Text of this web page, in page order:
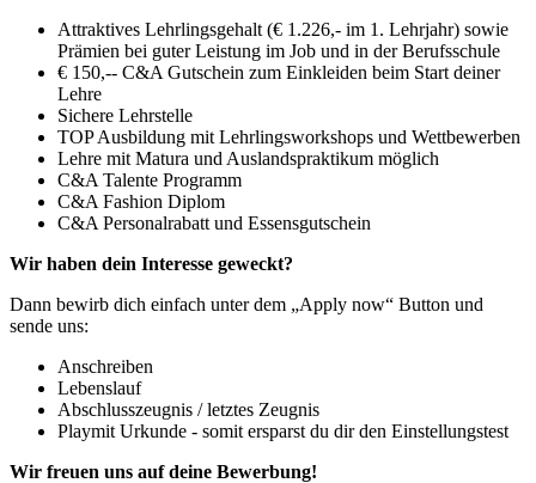
Attraktives Lehrlingsgehalt (€ 1.226,- im 1. Lehrjahr) sowie
Prämien bei guter Leistung im Job und in der Berufsschule
€ 150,-- C&A Gutschein zum Einkleiden beim Start deiner
Lehre
Sichere Lehrstelle
TOP Ausbildung mit Lehrlingsworkshops und Wettbewerben
Lehre mit Matura und Auslandspraktikum möglich
C&A Talente Programm
C&A Fashion Diplom
C&A Personalrabatt und Essensgutschein
Wir haben dein Interesse geweckt?
Dann bewirb dich einfach unter dem „Apply now“ Button und
sende uns:
Anschreiben
Lebenslauf
Abschlusszeugnis / letztes Zeugnis
Playmit Urkunde - somit ersparst du dir den Einstellungstest
Wir freuen uns auf deine Bewerbung!